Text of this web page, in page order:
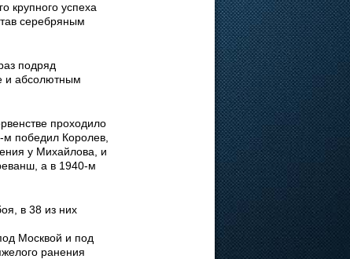
крупного успеха
серебряным
подряд
и абсолютным
проходило
победил Королев,
у Михайлова, и
а в 1940-м
в 38 из них
Москвой и под
ранения